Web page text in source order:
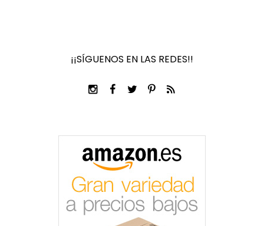
¡¡SÍGUENOS EN LAS REDES!!